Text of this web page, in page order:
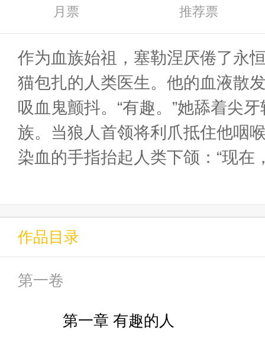
月票
推荐票
作为血族始祖，塞勒涅厌倦了永
猫包扎的人类医生。他的血液散
吸血鬼颤抖。“有趣。”她舔着尖
族。当狼人首领将利爪抵住他咽
染血的手指抬起人类下颌：“现在
作品目录
第一卷
第一章 有趣的人